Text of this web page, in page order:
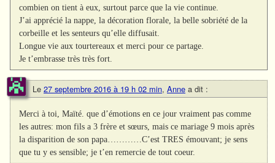
combien on tient à eux, surtout parce que la vie continue.
J’ai apprécié la nappe, la décoration florale, la belle sobriété de la
corbeille et les senteurs qu’elle diffusait.
Longue vie aux tourtereaux et merci pour ce partage.
Je t’embrasse très très fort.
Le 27 septembre 2016 à 19 h 02 min, Anne a dit :
Merci à toi, Maïté. que d’émotions en ce jour vraiment pas comme
les autres: mon fils a 3 frère et sœurs, mais ce mariage 9 mois après
la disparition de son papa…………C’est TRES émouvant; je sens
que tu y es sensible; je t’en remercie de tout coeur.